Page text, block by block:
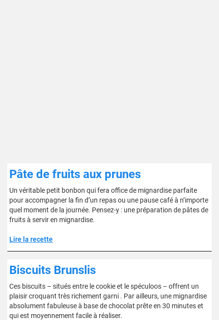
Pâte de fruits aux prunes
Un véritable petit bonbon qui fera office de mignardise parfaite
pour accompagner la fin d’un repas ou une pause café à n’importe
quel moment de la journée. Pensez-y : une préparation de pâtes de
fruits à servir en mignardise.
Lire la recette
Biscuits Brunslis
Ces biscuits – situés entre le cookie et le spéculoos – offrent un
plaisir croquant très richement garni . Par ailleurs, une mignardise
absolument fabuleuse à base de chocolat prête en 30 minutes et
qui est moyennement facile à réaliser.